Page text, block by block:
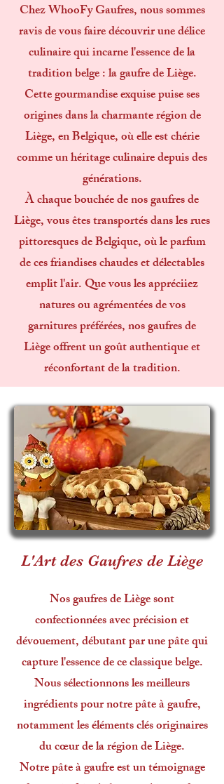
Chez WhooFy Gaufres, nous sommes
ravis de vous faire découvrir une délice
culinaire qui incarne l'essence de la
tradition belge : la gaufre de Liège.
Cette gourmandise exquise puise ses
origines dans la charmante région de
Liège, en Belgique, où elle est chérie
comme un héritage culinaire depuis des
générations.
À chaque bouchée de nos gaufres de
Liège, vous êtes transportés dans les rues
pittoresques de Belgique, où le parfum
de ces friandises chaudes et délectables
emplit l'air. Que vous les appréciiez
natures ou agrémentées de vos
garnitures préférées, nos gaufres de
Liège offrent un goût authentique et
réconfortant de la tradition.
L'Art des Gaufres de Liège
Nos gaufres de Liège sont
confectionnées avec précision et
dévouement, débutant par une pâte qui
capture l'essence de ce classique belge.
Nous sélectionnons les meilleurs
ingrédients pour notre pâte à gaufre,
notamment les éléments clés originaires
du cœur de la région de Liège.
Notre pâte à gaufre est un témoignage